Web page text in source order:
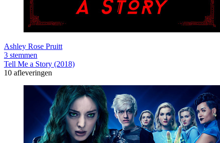
Ashley Rose Pruitt
3 stemmen
Tell Me a Story (2018)
10 afleveringen